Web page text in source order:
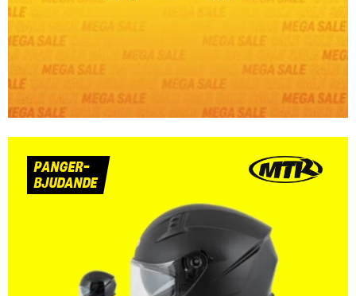
PANGER-
BJUDANDE